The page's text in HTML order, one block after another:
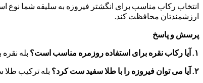
انتخاب رکاب مناسب برای انگشتر فیروزه به سلیقه شما نوع
ارزشمندتان محافظت کند.
پرسش و پاسخ
۱.آیا رکاب نقره برای استفاده روزمره مناسب است؟ بله
۲.آیا می توان فیروزه را با طلا سفید ست کرد؟ بله ترکیب طلا